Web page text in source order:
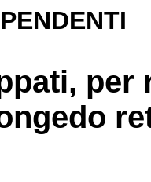
per